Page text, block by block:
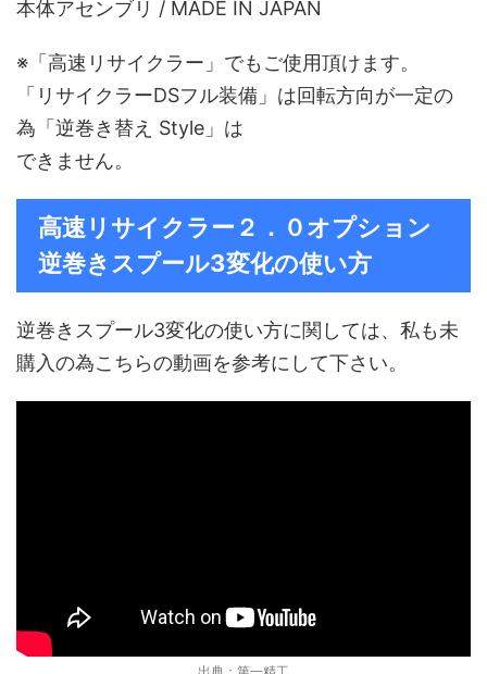
本体アセンブリ / MADE IN JAPAN
※「高速リサイクラー」でもご使用頂けます。
「リサイクラーDSフル装備」は回転方向が一定の
為「逆巻き替え Style」は
できません。
高速リサイクラー２．０オプション
逆巻きスプール3変化の使い方
逆巻きスプール3変化の使い方に関しては、私も未
購入の為こちらの動画を参考にして下さい。